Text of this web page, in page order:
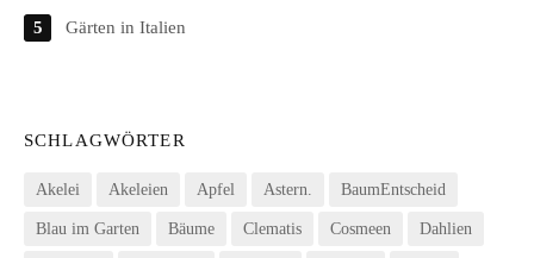
Gärten in Italien
SCHLAGWÖRTER
Akelei Akeleien Apfel Astern. BaumEntscheid
Blau im Garten Bäume Clematis Cosmeen Dahlien